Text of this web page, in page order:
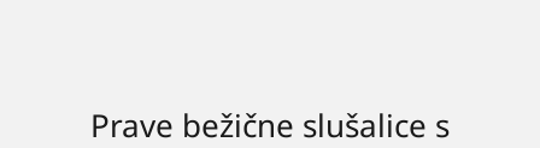
Prave bežične slušalice s